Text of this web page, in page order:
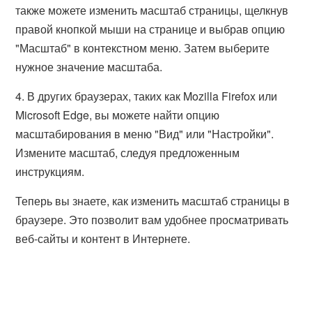
также можете изменить масштаб страницы, щелкнув
правой кнопкой мыши на странице и выбрав опцию
"Масштаб" в контекстном меню. Затем выберите
нужное значение масштаба.
4. В других браузерах, таких как Mozilla Firefox или
Microsoft Edge, вы можете найти опцию
масштабирования в меню "Вид" или "Настройки".
Измените масштаб, следуя предложенным
инструкциям.
Теперь вы знаете, как изменить масштаб страницы в
браузере. Это позволит вам удобнее просматривать
веб-сайты и контент в Интернете.